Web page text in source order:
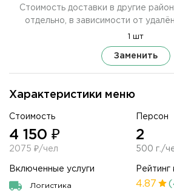
Характеристики меню
Стоимость
4 150 ₽
2075 ₽/чел
Персон
2
500 г./
Включенные услуги
Логистика
Рейтинг
4.87
Стоимость доставки в другие
отдельно, в зависимости от
1 шт
Заменить